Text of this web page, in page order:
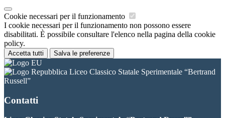
Cookie necessari per il funzionamento
I cookie necessari per il funzionamento non possono essere
disabilitati. È possibile consultare l'elenco nella pagina della cookie
policy.
Accetta tutti Salva le preferenze
Liceo Classico Statale Sperimentale “Bertrand
Russell”
Contatti